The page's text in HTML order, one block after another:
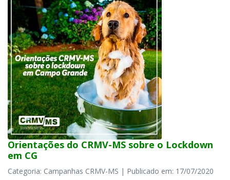
Orientações do CRMV-MS sobre o Lockdown
em CG
Categoria: Campanhas CRMV-MS | Publicado em: 17/07/2020